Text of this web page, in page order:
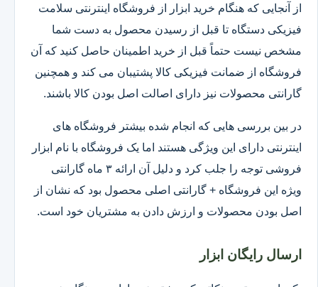
از آنجایی که هنگام خرید ابزار از فروشگاه اینترنتی سلامت
فیزیکی دستگاه تا قبل از رسیدن محصول به دست شما
مشخص نیست حتماً قبل از خرید اطمینان حاصل کنید که آن
فروشگاه از ضمانت فیزیکی کالا پشتیبان می کند و همچنین
گارانتی محصولات نیز دارای اصالت اصل بودن کالا باشند.
در بین بررسی هایی که انجام شده بیشتر فروشگاه های
اینترنتی دارای این ویژگی هستند اما یک فروشگاه با نام ابزار
فروشی توجه را جلب کرد و دلیل آن ارائه ۳ ماه گارانتی
ویژه این فروشگاه + گارانتی اصلی محصول بود که نشان از
اصل بودن محصولات و ارزش دادن به مشتریان خود است.
ارسال رایگان ابزار